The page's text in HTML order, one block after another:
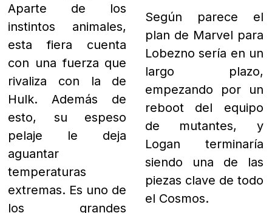
Aparte de los
instintos animales,
esta fiera cuenta
con una fuerza que
rivaliza con la de
Hulk. Además de
esto, su espeso
pelaje le deja
aguantar
temperaturas
extremas. Es uno de
los grandes
Según parece el
plan de Marvel para
Lobezno sería en un
largo plazo,
empezando por un
reboot del equipo
de mutantes, y
Logan terminaría
siendo una de las
piezas clave de todo
el Cosmos.